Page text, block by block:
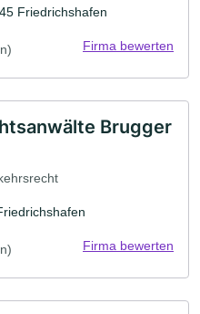
Friedrichshafen
Firma bewerten
Brugger
Firma bewerten